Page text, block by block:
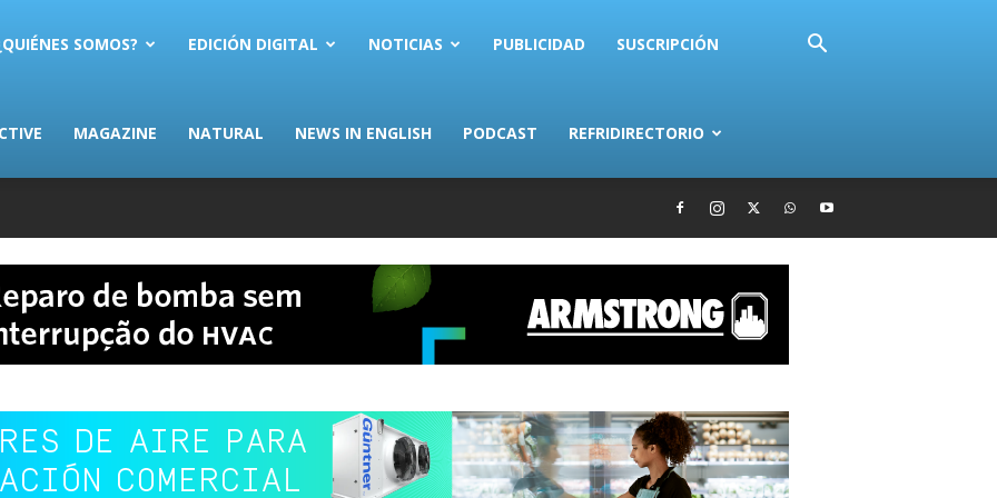
SOMOS? EDICIÓN DIGITAL NOTICIAS PUBLICIDAD SUSCRIPCIÓN
MAGAZINE NATURAL NEWS IN ENGLISH PODCAST REFRIDIRECTORIO